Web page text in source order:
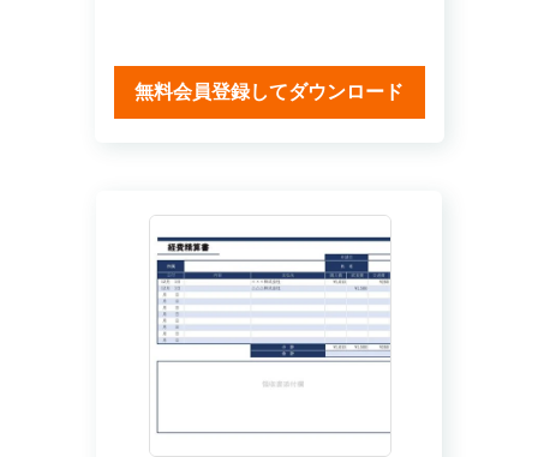
無料会員登録してダウンロード